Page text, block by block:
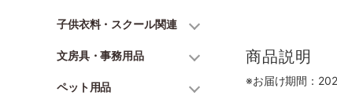
子供衣料・スクール関連
文房具・事務用品
ペット用品
商品説明
※お届け期間：